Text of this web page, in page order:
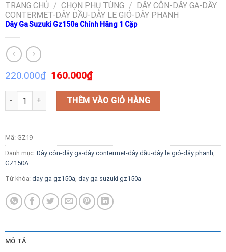
TRANG CHỦ / CHỌN PHỤ TÙNG /
DÂY CÔN-DÂY GA-DÂY
CONTERMET-DÂY DẦU-DÂY LE GIÓ-DÂY PHANH
Dây Ga Suzuki Gz150a Chính Hãng 1 Cặp
220.000₫ 160.000₫
Dây Ga Suzuki Gz150a Chính Hãng 1 Cặp số lượng
THÊM VÀO GIỎ HÀNG
Mã: GZ19
Danh mục: Dây côn-dây ga-dây contermet-dây dầu-dây le gió-dây phanh
GZ150A
Từ khóa: day ga gz150a day ga suzuki gz150a
MÔ TẢ